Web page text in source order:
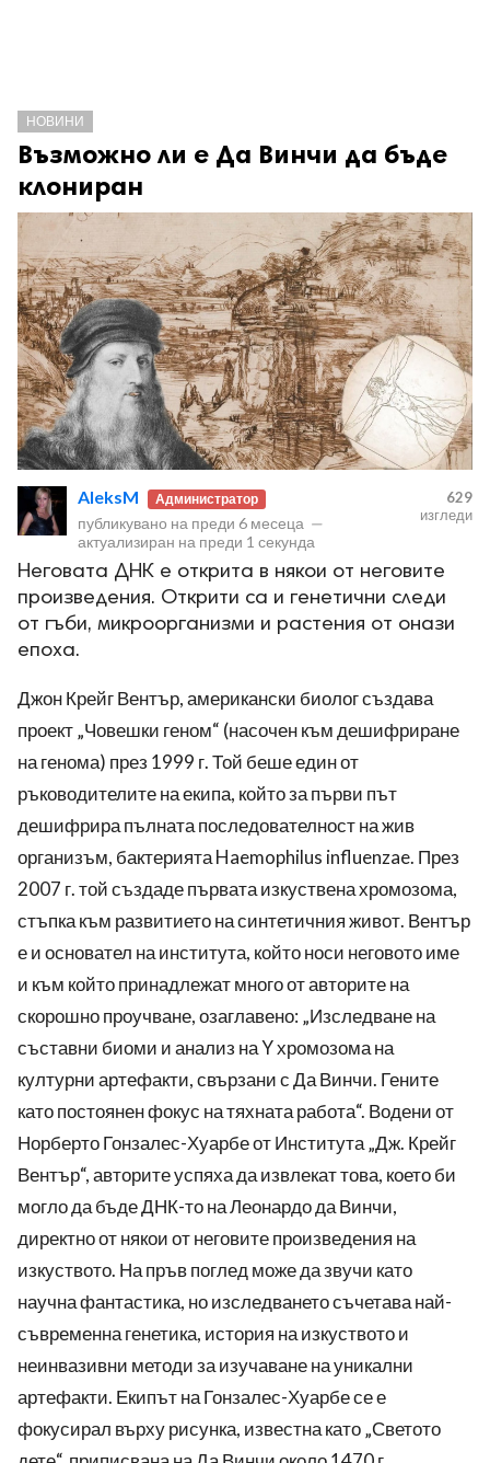
НОВИНИ
Възможно ли е Да Винчи да бъде
клониран
AleksM Администратор
публикувано на преди 6 месеца —
актуализиран на преди 1 секунда
629
изгледи
Неговата ДНК е открита в някои от неговите
произведения. Открити са и генетични следи
от гъби, микроорганизми и растения от онази
епоха.
Джон Крейг Вентър, американски биолог създава
проект „Човешки геном“ (насочен към дешифриране
на генома) през 1999 г. Той беше един от
ръководителите на екипа, който за първи път
дешифрира пълната последователност на жив
организъм, бактерията Haemophilus influenzae. През
2007 г. той създаде първата изкуствена хромозома,
стъпка към развитието на синтетичния живот. Вентър
е и основател на института, който носи неговото име
и към който принадлежат много от авторите на
скорошно проучване, озаглавено: „Изследване на
съставни биоми и анализ на Y хромозома на
културни артефакти, свързани с Да Винчи. Гените
като постоянен фокус на тяхната работа“. Водени от
Норберто Гонзалес-Хуарбе от Института „Дж. Крейг
Вентър“, авторите успяха да извлекат това, което би
могло да бъде ДНК-то на Леонардо да Винчи,
директно от някои от неговите произведения на
изкуството. На пръв поглед може да звучи като
научна фантастика, но изследването съчетава най-
съвременна генетика, история на изкуството и
неинвазивни методи за изучаване на уникални
артефакти. Екипът на Гонзалес-Хуарбе се е
фокусирал върху рисунка, известна като „Светото